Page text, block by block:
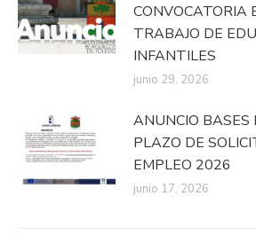
CONVOCATORIA
TRABAJO DE
INFANTILES
junio 29, 2026
ANUNCIO BASES
PLAZO DE
EMPLEO 2026
junio 17, 2026